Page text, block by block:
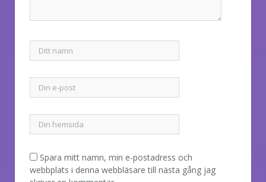
Spara mitt namn, min e-postadress och
webbplats i denna webbläsare till nästa gång jag